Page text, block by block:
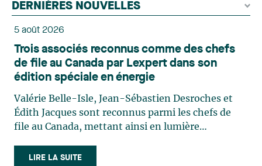
DERNIÈRES NOUVELLES
5 août 2026
Trois associés reconnus comme des chefs
de file au Canada par Lexpert dans son
édition spéciale en énergie
Valérie Belle-Isle, Jean-Sébastien Desroches et
Édith Jacques sont reconnus parmi les chefs de
file au Canada, mettant ainsi en lumière
le domaine du droit des technologies. Valérie
LIRE LA SUITE